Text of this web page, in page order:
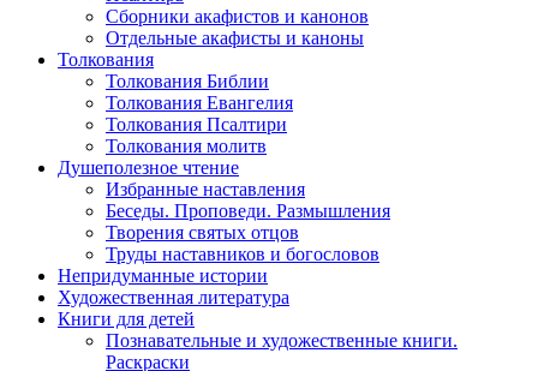
Сборники акафистов и канонов
Отдельные акафисты и каноны
Толкования
Толкования Библии
Толкования Евангелия
Толкования Псалтири
Толкования молитв
Душеполезное чтение
Избранные наставления
Беседы. Проповеди. Размышления
Творения святых отцов
Труды наставников и богословов
Непридуманные истории
Художественная литература
Книги для детей
Познавательные и художественные книги.
Раскраски